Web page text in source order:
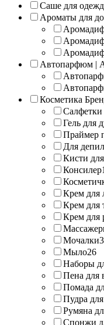
Саше для
Ароматы для
Автопарфюм |
Косметика
Салфетки
Гель для
Праймер
Для
Кисти
Консилер1
Крем для
Крем для
Крем для
Мочалки3
Мыло26
Наборы
Пена для
Помада
Пудра
Румяна
Спонжи